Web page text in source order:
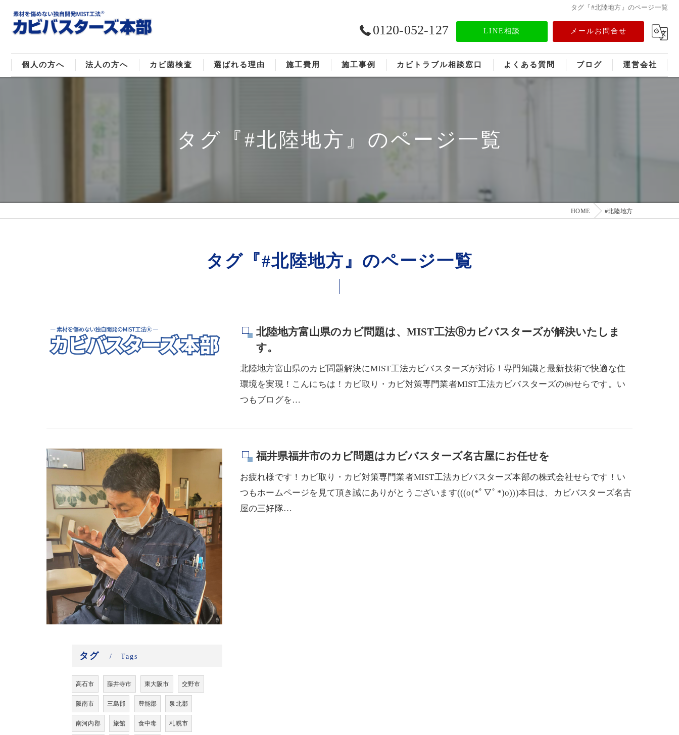
タグ『#北陸地方』のページ一覧
0120-052-127 LINE相談 メールお問合せ
個人の方へ 法人の方へ
レジャー施設のカビ取り
カビ菌検査 選ばれる理由 施工費用 施工事例 カビトラブル相談窓口 よくある質問 ブログ 運営会社
タグ『#北陸地方』のページ一覧
HOME #北陸地方
タグ『#北陸地方』のページ一覧
北陸地方富山県のカビ問題は、MIST工法Ⓡカビバスターズが解決いたしま
す。
北陸地方富山県のカビ問題解決にMIST工法カビバスターズが対応！専門知識と最新技術で快適な住
環境を実現！こんにちは！カビ取り・カビ対策専門業者MIST工法カビバスターズの㈱せらです。い
つもブログを…
福井県福井市のカビ問題はカビバスターズ名古屋にお任せを
お疲れ様です！カビ取り・カビ対策専門業者MIST工法カビバスターズ本部の株式会社せらです！い
つもホームページを見て頂き誠にありがとうございます(((o(*ﾟ▽ﾟ*)o)))本日は、カビバスターズ名古
屋の三好隊…
タグ Tags
高石市 藤井寺市 東大阪市 交野市
阪南市 三島郡 豊能郡 泉北郡
南河内郡 旅館 食中毒 札幌市